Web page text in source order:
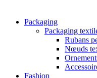
Packaging
Packaging
Rubans
Nœuds
Fashion